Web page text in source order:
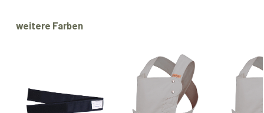
Produktgalerie überspringen
weitere Farben